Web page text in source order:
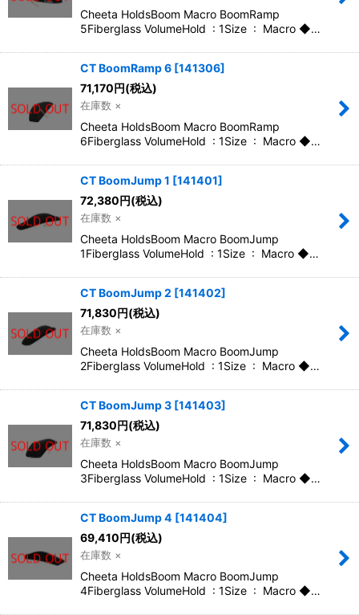
Cheeta HoldsBoom Macro BoomRamp
5Fiberglass VolumeHold : 1Size : Macro ◆…
CT BoomRamp 6 [141306]
71,170円(税込)
在庫数 ×
Cheeta HoldsBoom Macro BoomRamp
6Fiberglass VolumeHold : 1Size : Macro ◆…
CT BoomJump 1 [141401]
72,380円(税込)
在庫数 ×
Cheeta HoldsBoom Macro BoomJump
1Fiberglass VolumeHold : 1Size : Macro ◆…
CT BoomJump 2 [141402]
71,830円(税込)
在庫数 ×
Cheeta HoldsBoom Macro BoomJump
2Fiberglass VolumeHold : 1Size : Macro ◆…
CT BoomJump 3 [141403]
71,830円(税込)
在庫数 ×
Cheeta HoldsBoom Macro BoomJump
3Fiberglass VolumeHold : 1Size : Macro ◆…
CT BoomJump 4 [141404]
69,410円(税込)
在庫数 ×
Cheeta HoldsBoom Macro BoomJump
4Fiberglass VolumeHold : 1Size : Macro ◆…